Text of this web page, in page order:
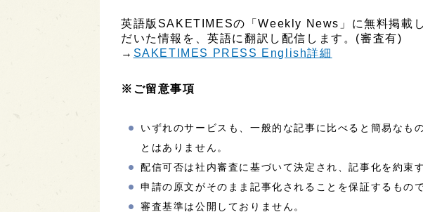
英語版SAKETIMESの「Weekly News」に無料掲載
だいた情報を、英語に翻訳し配信します。(審査有)
→ SAKETIMES PRESS English詳細
※ご留意事項
いずれのサービスも、一般的な記事に比べると簡易なも
とはありません。
配信可否は社内審査に基づいて決定され、記事化を約束
申請の原文がそのまま記事化されることを保証するもの
審査基準は公開しておりません。